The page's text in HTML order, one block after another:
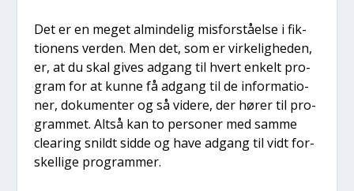
Det er en meget almin­de­lig mis­for­stå­el­se i fik­
tio­nens ver­den. Men det, som er vir­ke­lig­he­den,
er, at du skal gives adgang til hvert enkelt pro­
gram for at kun­ne få adgang til de infor­ma­tio­
ner, doku­men­ter og så vide­re, der hører til pro­
gram­met. Alt­så kan to per­so­ner med sam­me
clea­ring snildt sid­de og have adgang til vidt for­
skel­li­ge pro­gram­mer.